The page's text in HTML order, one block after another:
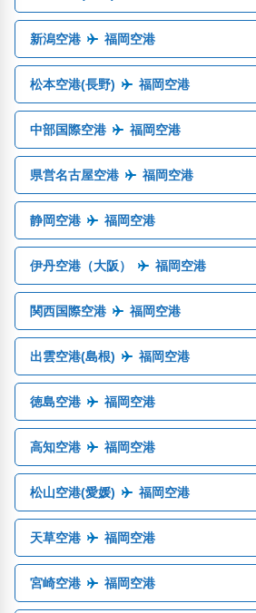
新潟空港 福岡空港
松本空港(長野) 福岡空港
中部国際空港 福岡空港
県営名古屋空港 福岡空港
静岡空港 福岡空港
伊丹空港（大阪） 福岡空港
関西国際空港 福岡空港
出雲空港(島根) 福岡空港
徳島空港 福岡空港
高知空港 福岡空港
松山空港(愛媛) 福岡空港
天草空港 福岡空港
宮崎空港 福岡空港